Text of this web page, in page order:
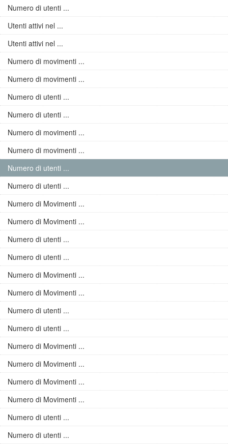
Numero di utenti ...
Utenti attivi nel ...
Utenti attivi nel ...
Numero di movimenti ...
Numero di movimenti ...
Numero di utenti ...
Numero di utenti ...
Numero di movimenti ...
Numero di movimenti ...
Numero di utenti ...
Numero di utenti ...
Numero di Movimenti ...
Numero di Movimenti ...
Numero di utenti ...
Numero di utenti ...
Numero di Movimenti ...
Numero di Movimenti ...
Numero di utenti ...
Numero di utenti ...
Numero di Movimenti ...
Numero di Movimenti ...
Numero di Movimenti ...
Numero di Movimenti ...
Numero di utenti ...
Numero di utenti ...